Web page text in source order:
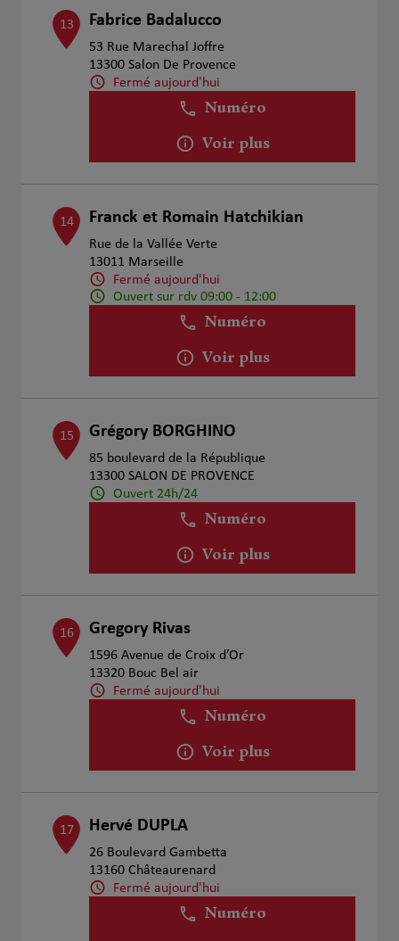
13 Fabrice Badalucco
53 Rue Marechal Joffre
13300 Salon De Provence
Fermé aujourd'hui
Numéro
Voir plus
14 Franck et Romain Hatchikian
Rue de la Vallée Verte
13011 Marseille
Fermé aujourd'hui
Ouvert sur rdv 09:00 - 12:00
Numéro
Voir plus
15 Grégory BORGHINO
85 boulevard de la République
13300 SALON DE PROVENCE
Ouvert 24h/24
Numéro
Voir plus
16 Gregory Rivas
1596 Avenue de Croix d’Or
13320 Bouc Bel air
Fermé aujourd'hui
Numéro
Voir plus
17 Hervé DUPLA
26 Boulevard Gambetta
13160 Châteaurenard
Fermé aujourd'hui
Numéro